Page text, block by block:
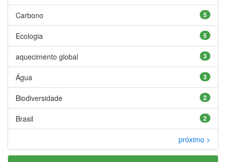
5
Carbono
5
Ecologia
3
aquecimento global
3
Água
2
Biodiversidade
2
Brasil
próximo >